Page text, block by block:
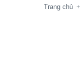
Trang chủ +